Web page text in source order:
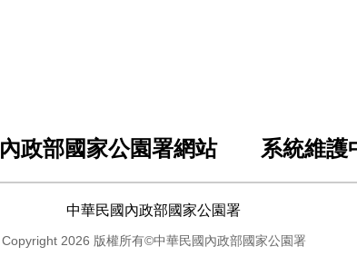
內政部國家公園署網站 系統維護
中華民國內政部國家公園署
Copyright 2026 版權所有©中華民國內政部國家公園署